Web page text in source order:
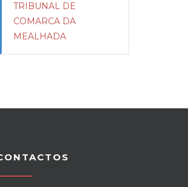
TRIBUNAL DE
COMARCA DA
MEALHADA